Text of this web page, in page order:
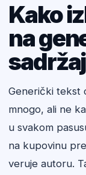
Kako
na
sadržaj
Generički tekst
mnogo, ali ne
u svakom
na kupovinu
veruje autoru.